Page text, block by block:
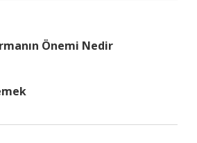
Önemi Nedir